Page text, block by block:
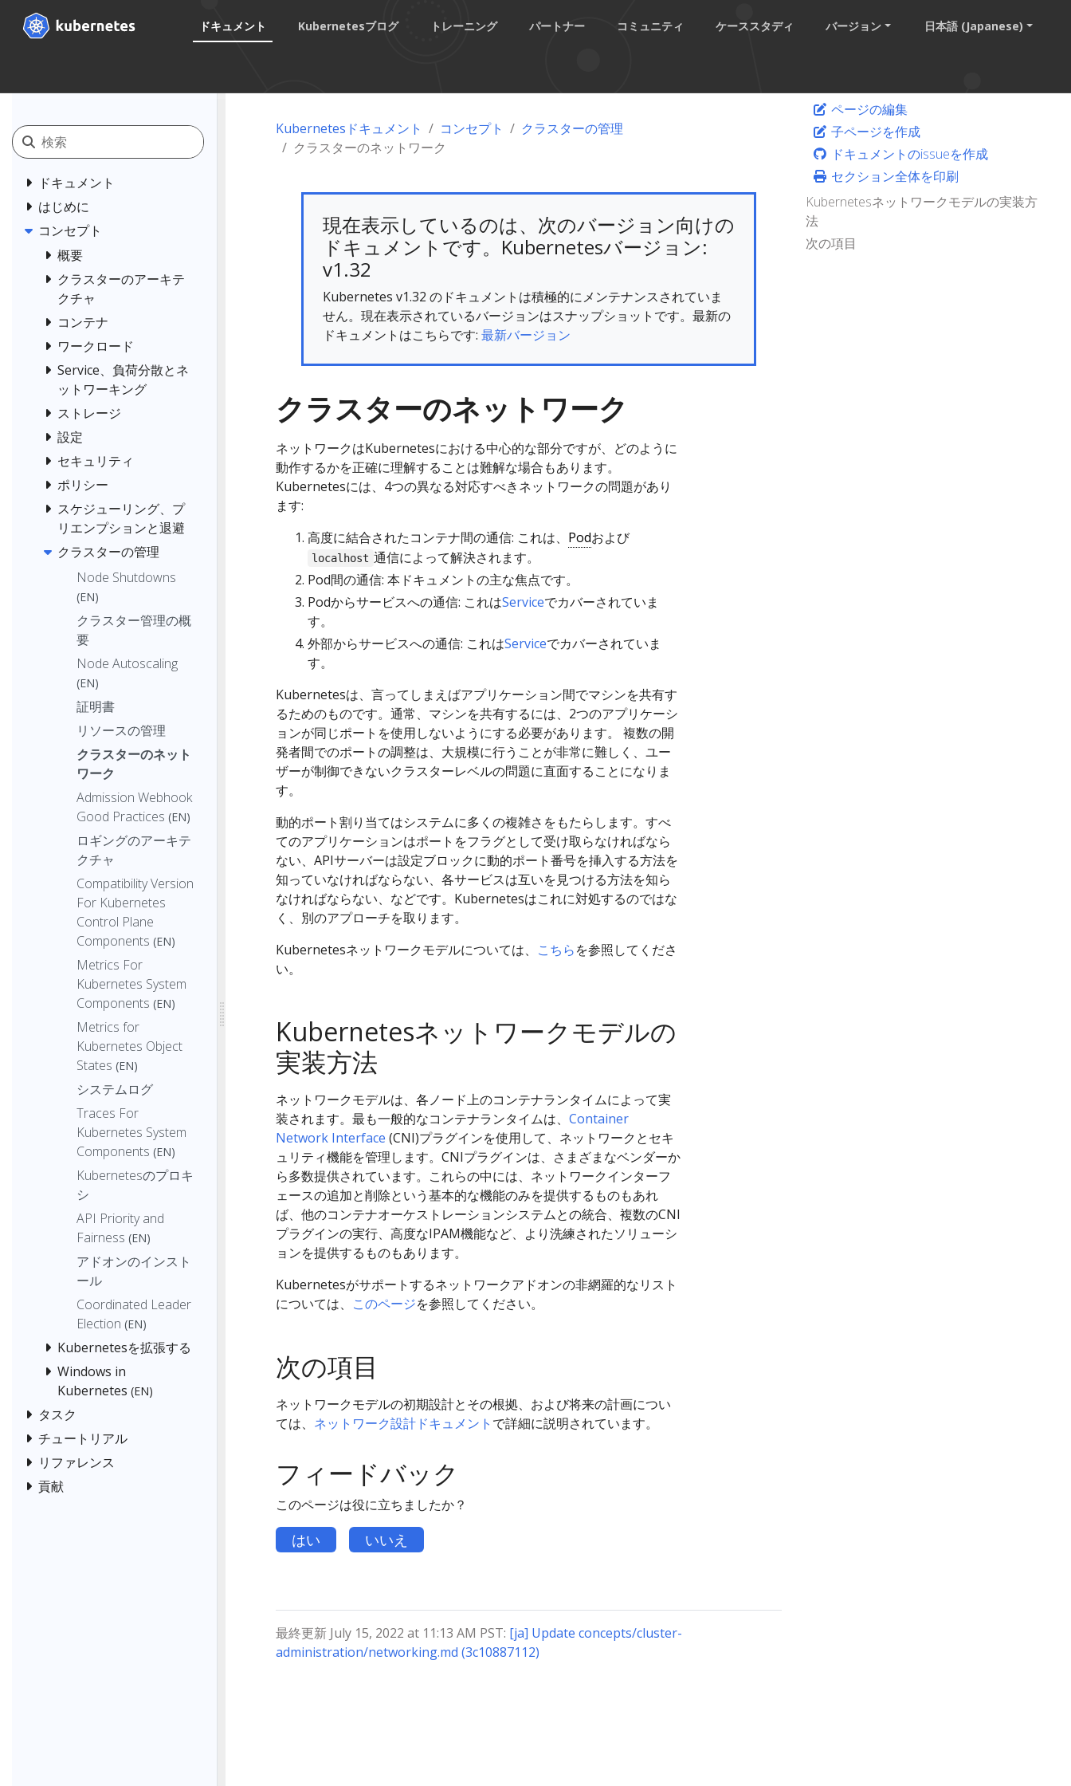
ドキュメント Kubernetesブログ トレーニング パートナー コミュニティ ケーススタディ バージョン 日本語 (Japanese)
ドキュメント
はじめに
コンセプト
概要
クラスターのアーキテ
クチャ
コンテナ
ワークロード
Service、負荷分散とネ
ットワーキング
ストレージ
設定
セキュリティ
ポリシー
スケジューリング、プ
リエンプションと退避
クラスターの管理
Node Shutdowns
(EN)
クラスター管理の概
要
Node Autoscaling
(EN)
証明書
リソースの管理
クラスターのネット
ワーク
Admission Webhook
Good Practices (EN)
ロギングのアーキテ
クチャ
Compatibility Version
For Kubernetes
Control Plane
Components (EN)
Metrics For
Kubernetes System
Components (EN)
Metrics for
Kubernetes Object
States (EN)
システムログ
Traces For
Kubernetes System
Components (EN)
Kubernetesのプロキ
シ
API Priority and
Fairness (EN)
アドオンのインスト
ール
Coordinated Leader
Election (EN)
Kubernetesを拡張する
Windows in
Kubernetes (EN)
タスク
チュートリアル
リファレンス
貢献
Kubernetesドキュメント コンセプト
クラスターの管理
クラスターのネットワーク
現在表示しているのは、次のバージョン向けの
ドキュメントです。Kubernetesバージョン:
v1.32
Kubernetes v1.32 のドキュメントは積極的にメンテナンスされていま
せん。現在表示されているバージョンはスナップショットです。最新の
ドキュメントはこちらです: 最新バージョン
クラスターのネットワーク
ネットワークはKubernetesにおける中心的な部分ですが、どのように
動作するかを正確に理解することは難解な場合もあります。
Kubernetesには、4つの異なる対応すべきネットワークの問題があり
ます:
高度に結合されたコンテナ間の通信: これは、 Podおよび
localhost 通信によって解決されます。
Pod間の通信: 本ドキュメントの主な焦点です。
Podからサービスへの通信: これはServiceでカバーされていま
す。
外部からサービスへの通信: これはServiceでカバーされていま
す。
Kubernetesは、言ってしまえばアプリケーション間でマシンを共有す
るためのものです。通常、マシンを共有するには、2つのアプリケーシ
ョンが同じポートを使用しないようにする必要があります。 複数の開
発者間でのポートの調整は、大規模に行うことが非常に難しく、ユー
ザーが制御できないクラスターレベルの問題に直面することになりま
す。
動的ポート割り当てはシステムに多くの複雑さをもたらします。すべ
てのアプリケーションはポートをフラグとして受け取らなければなら
ない、APIサーバーは設定ブロックに動的ポート番号を挿入する方法を
知っていなければならない、各サービスは互いを見つける方法を知ら
なければならない、などです。Kubernetesはこれに対処するのではな
く、別のアプローチを取ります。
Kubernetesネットワークモデルについては、
こちらを参照してくださ
い。
Kubernetesネットワークモデルの
実装方法
ネットワークモデルは、各ノード上のコンテナランタイムによって実
装されます。最も一般的なコンテナランタイムは、 Container
Network Interface (CNI)プラグインを使用して、ネットワークとセキ
ュリティ機能を管理します。CNIプラグインは、さまざまなベンダーか
ら多数提供されています。これらの中には、ネットワークインターフ
ェースの追加と削除という基本的な機能のみを提供するものもあれ
ば、他のコンテナオーケストレーションシステムとの統合、複数のCNI
プラグインの実行、高度なIPAM機能など、より洗練されたソリューシ
ョンを提供するものもあります。
Kubernetesがサポートするネットワークアドオンの非網羅的なリスト
については、
このページを参照してください。
次の項目
ネットワークモデルの初期設計とその根拠、および将来の計画につい
ては、 ネットワーク設計ドキュメント で詳細に説明されています。
フィードバック
このページは役に立ちましたか？
はい いいえ
最終更新 July 15, 2022 at 11:13 AM PST: [ja] Update concepts/cluster-
administration/networking.md (3c10887112)
ページの編集
子ページを作成
ドキュメントのissueを作成
セクション全体を印刷
Kubernetesネットワークモデルの実装方
法
次の項目